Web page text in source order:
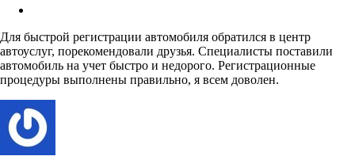
Для быстрой регистрации автомобиля обратился в центр
автоуслуг, порекомендовали друзья. Специалисты поставили
автомобиль на учет быстро и недорого. Регистрационные
процедуры выполнены правильно, я всем доволен.